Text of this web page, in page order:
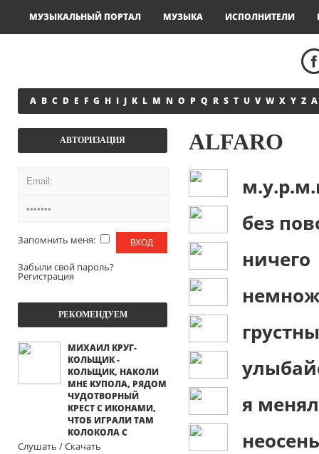
МУЗЫКАЛЬНЫЙ ПОРТАЛ МУЗЫКА ИСПОЛНИТЕЛИ
A B C D E F G H I J K L M N O P Q R S T U V W X Y Z А
АВТОРИЗАЦИЯ
Запомнить меня:
Забыли свой пароль?
Регистрация
РЕКОМЕНДУЕМ
МИХАИЛ КРУГ-
КОЛЬЩИК -
КОЛЬЩИК, НАКОЛИ
МНЕ КУПОЛА, РЯДОМ
ЧУДОТВОРНЫЙ
КРЕСТ С ИКОНАМИ,
ЧТОБ ИГРАЛИ ТАМ
КОЛОКОЛА С
Слушать / Скачать
ALFARO
без
ничего
я
неосень